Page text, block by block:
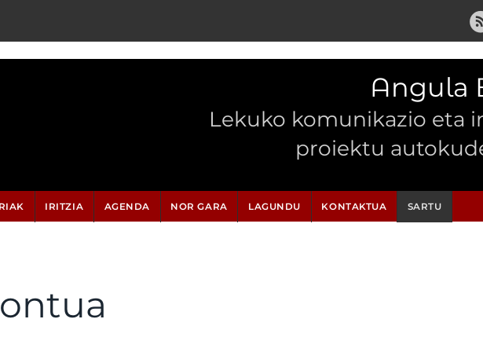
Angula
Lekuko komunikazio eta
proiektu
IRITZIA AGENDA NOR GARA LAGUNDU KONTAKTUA SARTU